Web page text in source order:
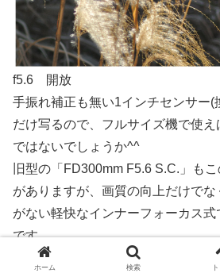
f5.6 開放
手振れ補正も無い1インチセンサー(
だけ写るので、フルサイズ機で使え
ではないでしょうか^^
旧型の「FD300mm F5.6 S.C.」も
がありますが、画質の向上だけで
がない軽快なインナーフォーカス
です。
ホーム 検索